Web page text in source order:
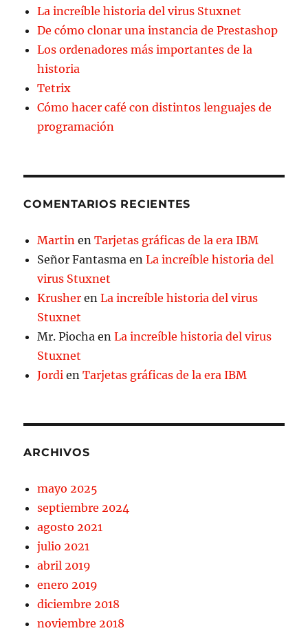
La increíble historia del virus Stuxnet
De cómo clonar una instancia de Prestashop
Los ordenadores más importantes de la
historia
Tetrix
Cómo hacer café con distintos lenguajes de
programación
COMENTARIOS RECIENTES
Martin enTarjetas gráficas de la era IBM
Señor Fantasma enLa increíble historia del
virus Stuxnet
Krusher enLa increíble historia del virus
Stuxnet
Mr. Piocha enLa increíble historia del virus
Stuxnet
Jordi enTarjetas gráficas de la era IBM
ARCHIVOS
mayo 2025
septiembre 2024
agosto 2021
julio 2021
abril 2019
enero 2019
diciembre 2018
noviembre 2018